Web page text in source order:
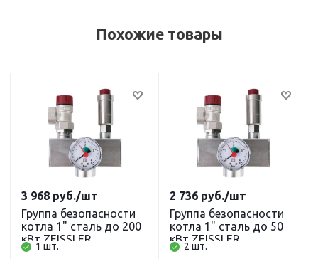
Похожие товары
Группа безопасности
котла 1" сталь до 200
кВт ZEISSLER
1 шт.
3 968 руб./шт
Группа безопасности
котла 1" сталь до 50
кВт ZEISSLER
2 шт.
2 736 руб./шт